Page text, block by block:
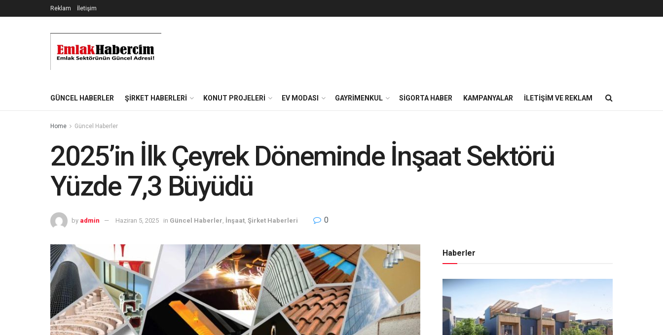
Reklam İletişim
GÜNCEL HABERLER ŞIRKET HABERLERI KONUT PROJELERI EV MODASI GAYRIMENKUL SIGORTA HABER KAMPANYALAR İLETIŞIM VE REKLAM
Home Güncel Haberler
2025’in İlk Çeyrek Döneminde İnşaat Sektörü
Yüzde 7,3 Büyüdü
by admin Haziran 5, 2025 in Güncel Haberler, İnşaat, Şirket Haberleri 0
Haberler